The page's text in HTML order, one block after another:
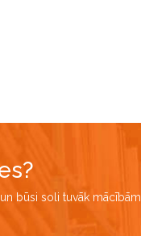
būsi soli tuvāk mācībām